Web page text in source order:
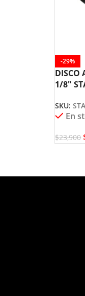
-29%
DISCO
1/8″
SKU:
En
$23,900